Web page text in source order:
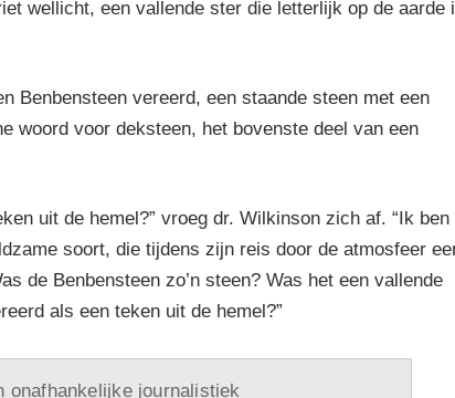
wellicht, een vallende ster die letterlijk op de aarde
Benbensteen vereerd, een staande steen met een
woord voor deksteen, het bovenste deel van een
uit de hemel?” vroeg dr. Wilkinson zich af. “Ik ben
soort, die tijdens zijn reis door de atmosfeer
de Benbensteen zo’n steen? Was het een vallende
als een teken uit de hemel?”
onafhankelijke journalistiek